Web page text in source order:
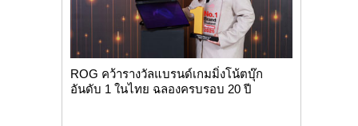
ROG คว้ารางวัลแบรนด์เกมมิ่งโน้ตบุ๊ก
อันดับ 1 ในไทย ฉลองครบรอบ 20 ปี